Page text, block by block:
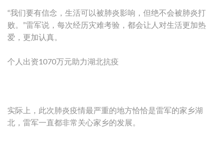
“我们要有信念，生活可以被肺炎影响，但绝不会被肺炎打
败。”雷军说，每次经历灾难考验，都会让人对生活更加热
爱，更加认真。
个人出资1070万元助力湖北抗疫
实际上，此次肺炎疫情最严重的地方恰恰是雷军的家乡湖
北，雷军一直都非常关心家乡的发展。